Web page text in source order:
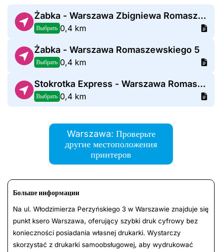
Żabka - Warszawa Zbigniewa Romaszewskiego 10
Выбрать 0,4 km
Żabka - Warszawa Romaszewskiego 5
Выбрать 0,4 km
Stokrotka Express - Warszawa Romaszewskiego 6
Выбрать 0,4 km
Warszawa: Проверьте
другие местоположения
принтеров
Больше информации
Na ul. Włodzimierza Perzyńskiego 3 w Warszawie znajduje się
punkt ksero Warszawa, oferujący szybki druk cyfrowy bez
konieczności posiadania własnej drukarki. Wystarczy
skorzystać z drukarki samoobsługowej, aby wydrukować